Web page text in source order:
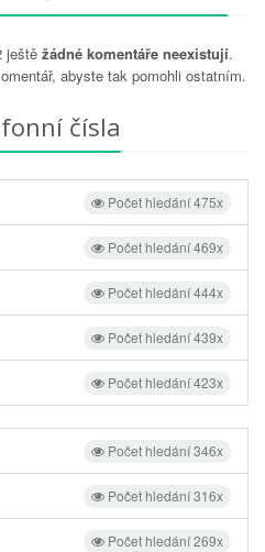
ještě žádné komentáře neexistují.
abyste tak pomohli ostatním.
čísla
Počet hledání 475x
Počet hledání 469x
Počet hledání 444x
Počet hledání 439x
Počet hledání 423x
Počet hledání 346x
Počet hledání 316x
Počet hledání 269x